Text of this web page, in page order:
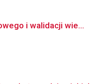
i walidacji wie...